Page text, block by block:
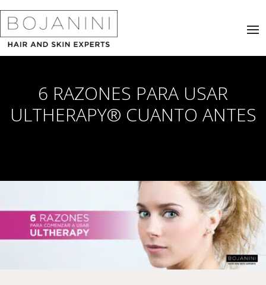
6 RAZONES PARA USAR
ULTHERAPY® CUANTO ANTES